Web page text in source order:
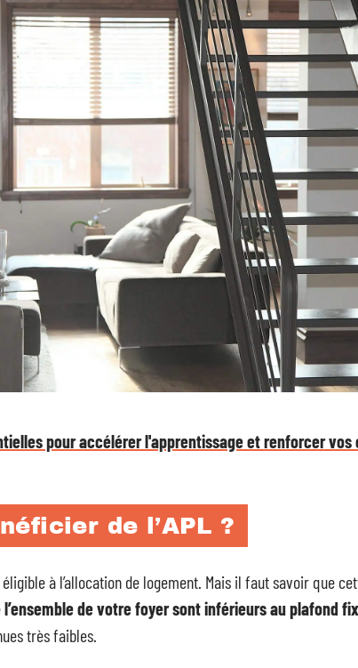
pour accélérer l'apprentissage et renforcer vos
de l’APL ?
à l’allocation de logement. Mais il faut savoir que
l’ensemble de votre foyer sont inférieurs au plafond
très faibles.